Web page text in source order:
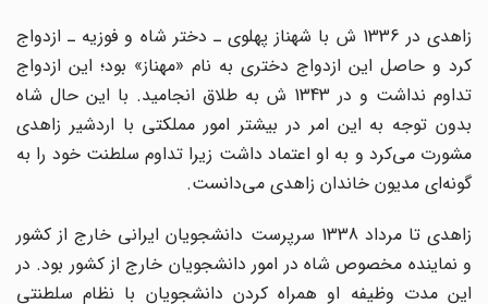
زاهدی در 1336 ش با شهناز پهلوی ـ دختر شاه و فوزیه ـ ازدواج
کرد و حاصل این ازدواج دختری به نام «مهناز» بود؛ این ازدواج
تداوم نداشت و در 1343 ش به طلاق انجامید. با این حال شاه
بدون توجه به این امر در بیشتر امور مملکتی با اردشیر زاهدی
مشورت می‌کرد و به او اعتماد داشت زیرا تداوم سلطنت خود را به
گونه‌ای مدیون خاندان زاهدی می‌دانست.
زاهدی تا مرداد 1338 سرپرست دانشجویان ایرانی خارج از کشور
و نماینده مخصوص شاه در امور دانشجویان خارج از کشور بود. در
این مدت وظیفه او همراه کردن دانشجویان با نظام سلطنتی